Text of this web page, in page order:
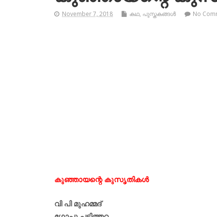
November 7, 2018 കഥ, പുസ്തകങ്ങള്‍ No
കുഞ്ഞായന്റെ കുസൃതികള്‍
വി പി മുഹമ്മദ്‌